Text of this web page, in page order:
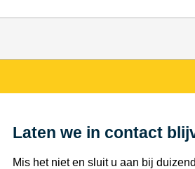
Laten we in contact
Mis het niet en sluit u aan bij